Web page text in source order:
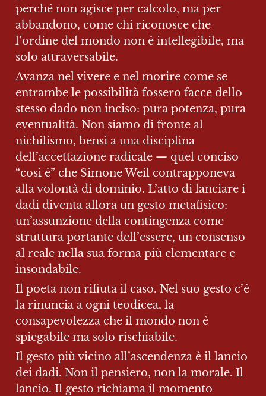
perché non agisce per calcolo, ma per
abbandono, come chi riconosce che
l’ordine del mondo non è intellegibile, ma
solo attraversabile.
Avanza nel vivere e nel morire come se
entrambe le possibilità fossero facce dello
stesso dado non inciso: pura potenza, pura
eventualità. Non siamo di fronte al
nichilismo, bensì a una disciplina
dell’accettazione radicale — quel conciso
“così è” che Simone Weil contrapponeva
alla volontà di dominio. L’atto di lanciare i
dadi diventa allora un gesto metafisico:
un’assunzione della contingenza come
struttura portante dell’essere, un consenso
al reale nella sua forma più elementare e
insondabile.
Il poeta non rifiuta il caso. Nel suo gesto c’è
la rinuncia a ogni teodicea, la
consapevolezza che il mondo non è
spiegabile ma solo rischiabile.
Il gesto più vicino all’ascendenza è il lancio
dei dadi. Non il pensiero, non la morale. Il
lancio. Il gesto richiama il momento